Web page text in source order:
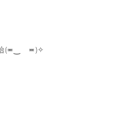
(≖‿ゝ≖)✧